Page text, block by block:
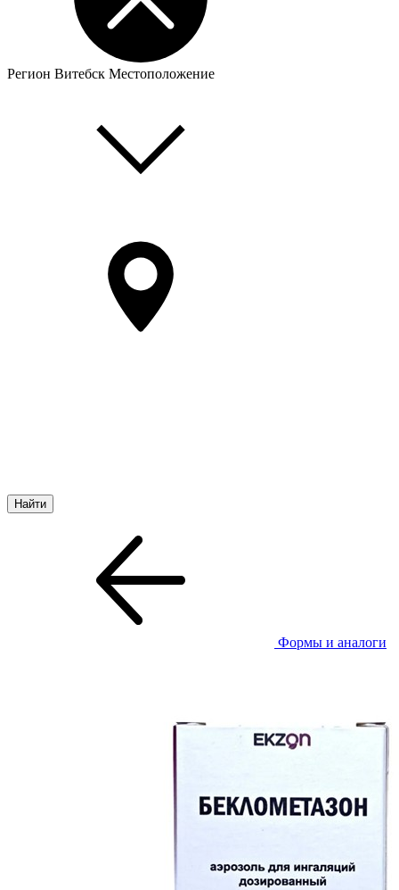
Регион Витебск Местоположение
Формы и аналоги